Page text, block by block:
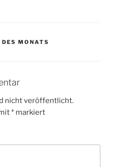
MONATS
nicht veröffentlicht.
* markiert